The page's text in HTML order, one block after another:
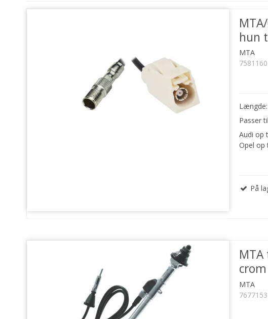
hun
MTA
7581160
Passer
Audi op
Opel op
På
crom
MTA
7677153